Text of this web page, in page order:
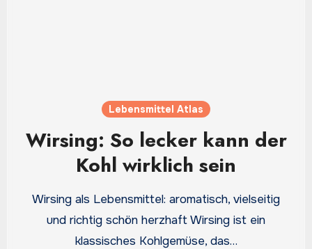
Lebensmittel Atlas
Wirsing: So lecker kann der
Kohl wirklich sein
Wirsing als Lebensmittel: aromatisch, vielseitig
und richtig schön herzhaft Wirsing ist ein
klassisches Kohlgemüse, das…